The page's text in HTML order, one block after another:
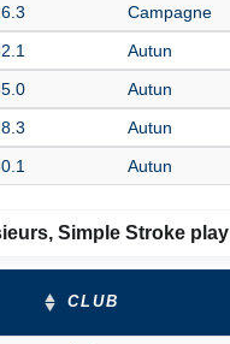
Campagne
Autun
Autun
Autun
Autun
Simple Stroke play
CLUB